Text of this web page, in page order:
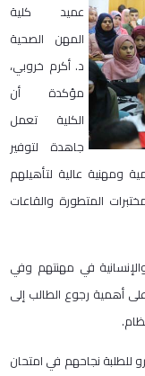
عميد كلية
المهن الصحية
د. أكرم خروبي،
مؤكدة أن
الكلية تعمل
جاهدة لتوفير
ومهنية عالية لتأهيلهم
المتطورة والقاعات
في مهنتهم وفي
أهمية رجوع الطالب إلى
للطلبة نجاحهم في امتحان